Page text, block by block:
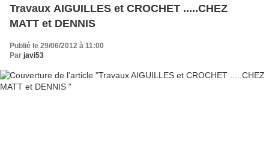
Travaux AIGUILLES et CROCHET .....CHEZ
MATT et DENNIS
Publié le 29/06/2012 à 11:00
Par javi53